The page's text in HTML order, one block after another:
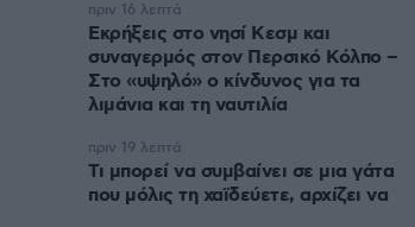
Εκρήξεις στο νησί Κεσμ και
συναγερμός στον Περσικό Κόλπο –
Στο «υψηλό» ο κίνδυνος για τα
λιμάνια και τη ναυτιλία
πριν 16 λεπτά
Τι μπορεί να συμβαίνει σε μια γάτα
που μόλις τη χαϊδεύετε, αρχίζει να
πριν 19 λεπτά